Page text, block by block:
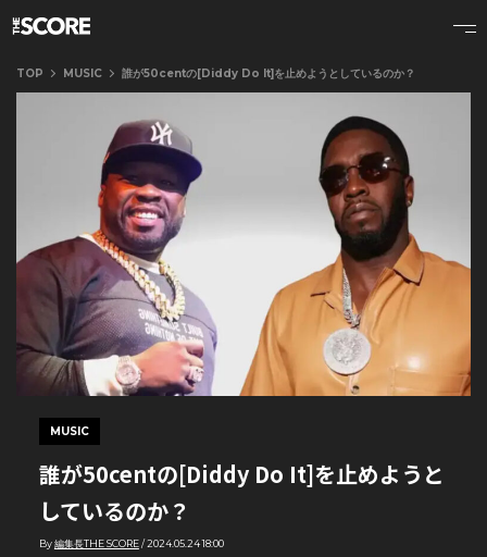
TOP MUSIC 誰が50centの[Diddy Do It]を止めようとしているのか？
MUSIC
誰が50centの[Diddy Do It]を止めようと
しているのか？
By編集長THE SCORE/2024.05.24 18:00